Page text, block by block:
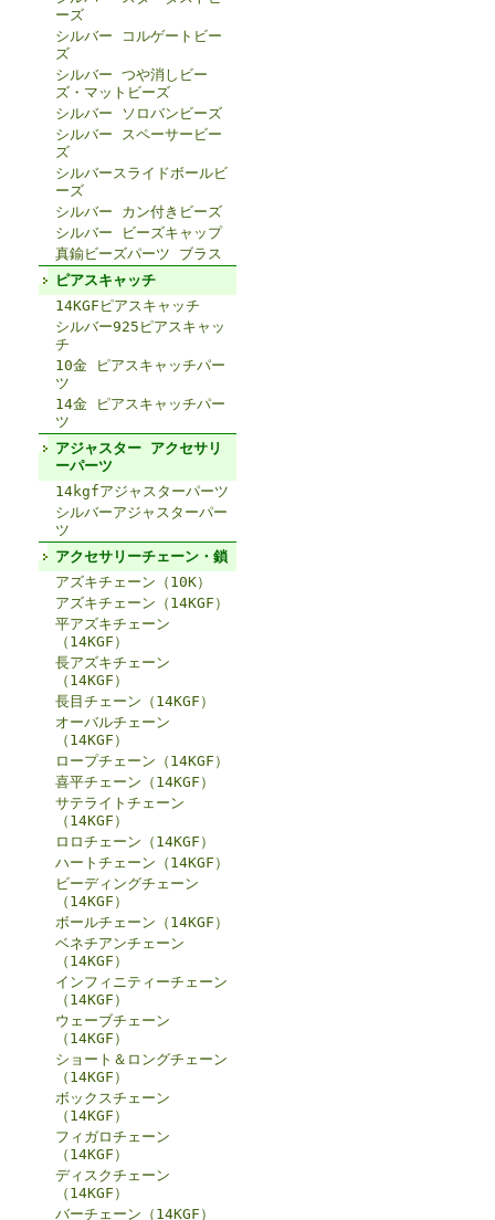
ーズ
シルバー コルゲートビー
ズ
シルバー つや消しビー
ズ・マットビーズ
シルバー ソロバンビーズ
シルバー スペーサービー
ズ
シルバースライドボールビ
ーズ
シルバー カン付きビーズ
シルバー ビーズキャップ
真鍮ビーズパーツ ブラス
ピアスキャッチ
14KGFピアスキャッチ
シルバー925ピアスキャッ
チ
10金 ピアスキャッチパー
ツ
14金 ピアスキャッチパー
ツ
アジャスター アクセサリ
ーパーツ
14kgfアジャスターパーツ
シルバーアジャスターパー
ツ
アクセサリーチェーン・鎖
アズキチェーン（10K）
アズキチェーン（14KGF）
平アズキチェーン
（14KGF）
長アズキチェーン
（14KGF）
長目チェーン（14KGF）
オーバルチェーン
（14KGF）
ロープチェーン（14KGF）
喜平チェーン（14KGF）
サテライトチェーン
（14KGF）
ロロチェーン（14KGF）
ハートチェーン（14KGF）
ビーディングチェーン
（14KGF）
ボールチェーン（14KGF）
ベネチアンチェーン
（14KGF）
インフィニティーチェーン
（14KGF）
ウェーブチェーン
（14KGF）
ショート＆ロングチェーン
（14KGF）
ボックスチェーン
（14KGF）
フィガロチェーン
（14KGF）
ディスクチェーン
（14KGF）
バーチェーン（14KGF）